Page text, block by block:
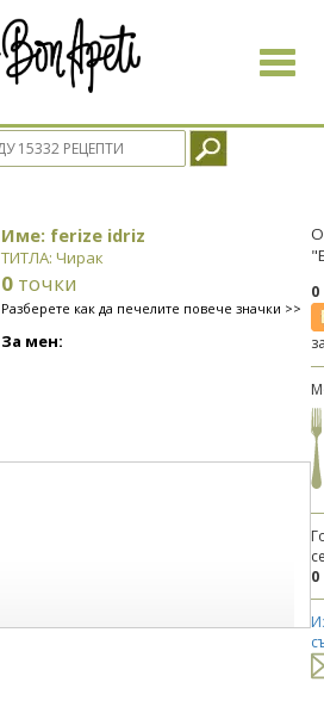
Toggle
Име: ferize idriz
ТИТЛА: Чирак
0 точки
Разберете как да печелите повече значки >>
За мен:
0